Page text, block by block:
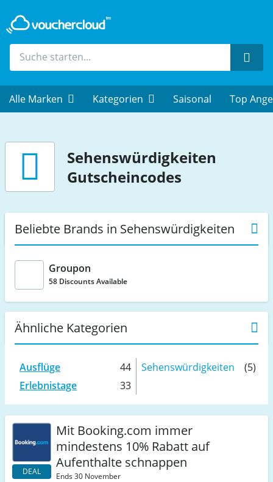
Alle Marken Kategorien Saisonal Top
Sehenswürdigkeiten
Gutscheincodes
Beliebte Brands in Sehenswürdigkeiten
Groupon
58 Discounts Available
Ähnliche Kategorien
Ausflüge 44 Sehenswürdigkeiten
(5)
Erlebnistage
33
DEAL
Mit Booking.com immer
mindestens 10% Rabatt auf
Aufenthalte schnappen
Ends 30 November